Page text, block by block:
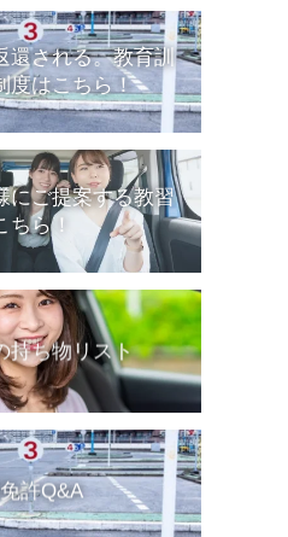
還される。教育訓
度はこちら！
にご提案する教習
ちら！
持ち物リスト
許Q&A